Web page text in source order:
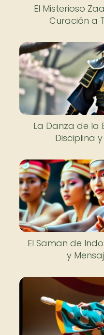
El Misterioso
Curación a
La Danza de la
Disciplina
El Saman de
y